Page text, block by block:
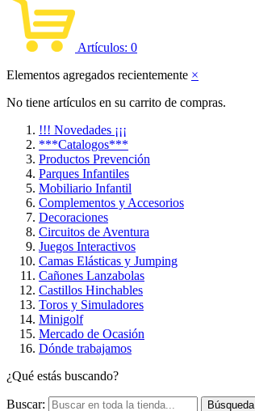
Artículos: 0
Elementos agregados recientemente ×
No tiene artículos en su carrito de compras.
!!! Novedades ¡¡¡
***Catalogos***
Productos Prevención
Parques Infantiles
Mobiliario Infantil
Complementos y Accesorios
Decoraciones
Circuitos de Aventura
Juegos Interactivos
Camas Elásticas y Jumping
Cañones Lanzabolas
Castillos Hinchables
Toros y Simuladores
Minigolf
Mercado de Ocasión
Dónde trabajamos
¿Qué estás buscando?
Buscar: Búsqueda